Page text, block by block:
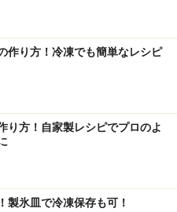
張る
す。
フィルターで漉します。日
作り方！冷凍でも簡単なレシピ
り方！自家製レシピでプロのよ
製氷皿で冷凍保存も可！